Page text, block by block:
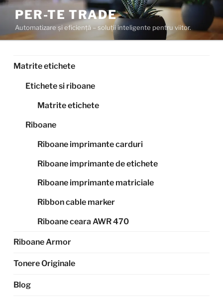
Sari
conținut
PER-TE TRADE
Automatizare și eficiență – soluții inteligente pentru viitor.
Matrite etichete
Etichete si riboane
Matrite etichete
Riboane
Riboane imprimante carduri
Riboane imprimante de etichete
Riboane imprimante matriciale
Ribbon cable marker
Riboane ceara AWR 470
Riboane Armor
Tonere Originale
Blog